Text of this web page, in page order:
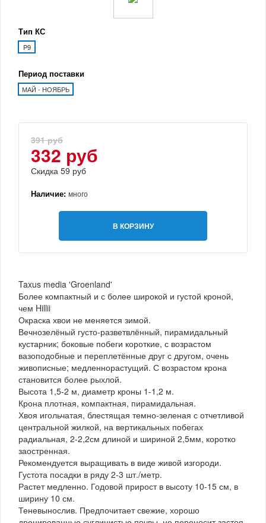
Тип КС
P9
Период поставки
МАЙ - НОЯБРЬ
391 руб
332 руб
Скидка 59 руб
Наличие: много
В КОРЗИНУ
Taxus media 'Groenland'
Более компактный и с более широкой и густой кроной,
чем Hillii
Окраска хвои не меняется зимой.
Вечнозелёный густо-разветвлённый, пирамидальный
кустарник; боковые побеги короткие, с возрастом
вазоподобные и переплетённые друг с другом, очень
живописные; медленнорастущий. С возрастом крона
становится более рыхлой.
Высота 1,5-2 м, диаметр кроны 1-1,2 м.
Крона плотная, компактная, пирамидальная.
Хвоя игольчатая, блестящая темно-зеленая с отчетливой
центральной жилкой, на вертикальных побегах
радиальная, 2-2,2см длиной и шириной 2,5мм, коротко
заостренная.
Рекомендуется выращивать в виде живой изгороди.
Густота посадки в ряду 2-3 шт./метр.
Растет медленно. Годовой прирост в высоту 10-15 см, в
ширину 10 см.
Теневынослив. Предпочитает свежие, хорошо